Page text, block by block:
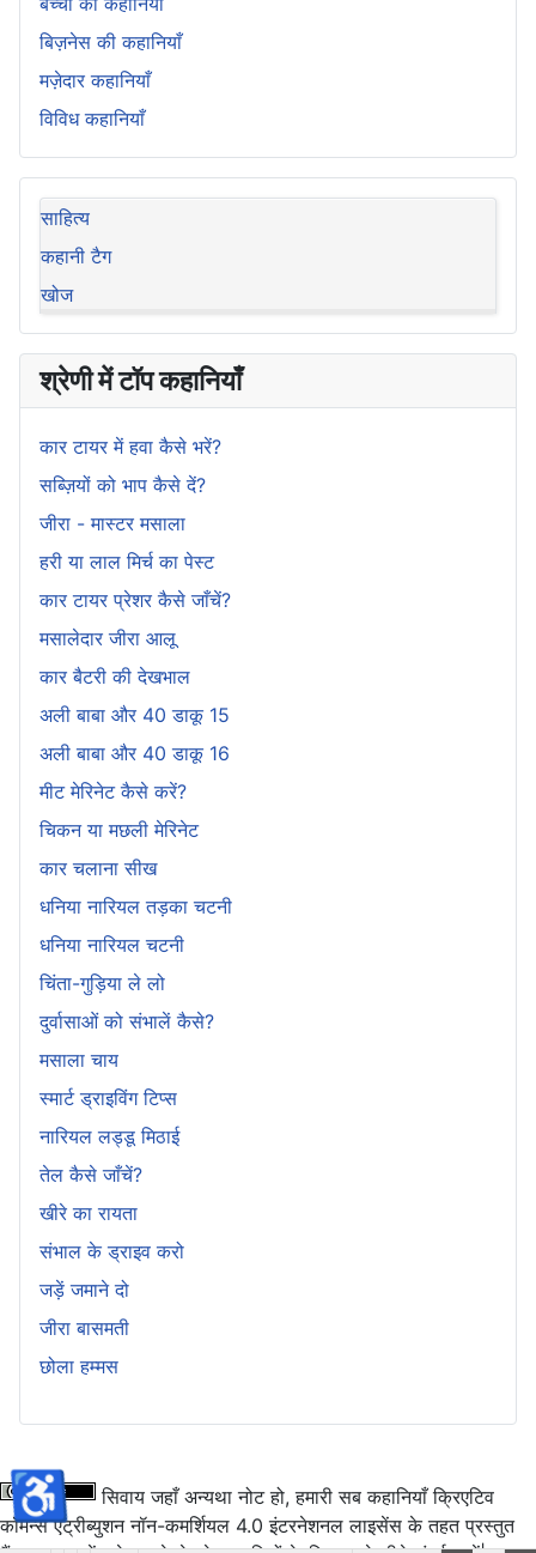
बिज़नेस की कहानियाँ
मज़ेदार कहानियाँ
विविध कहानियाँ
साहित्य
कहानी टैग
खोज
श्रेणी में टॉप कहानियाँ
कार टायर में हवा कैसे भरें?
सब्ज़ियों को भाप कैसे दें?
जीरा - मास्टर मसाला
हरी या लाल मिर्च का पेस्ट
कार टायर प्रेशर कैसे जाँचें?
मसालेदार जीरा आलू
कार बैटरी की देखभाल
अली बाबा और 40 डाकू 15
अली बाबा और 40 डाकू 16
मीट मेरिनेट कैसे करें?
चिकन या मछली मेरिनेट
कार चलाना सीख
धनिया नारियल तड़का चटनी
धनिया नारियल चटनी
चिंता-गुड़िया ले लो
दुर्वासाओं को संभालें कैसे?
मसाला चाय
स्मार्ट ड्राइविंग टिप्स
नारियल लड्डू मिठाई
तेल कैसे जाँचें?
खीरे का रायता
संभाल के ड्राइव करो
जड़ें जमाने दो
जीरा बासमती
छोला हम्मस
सिवाय जहाँ अन्यथा नोट हो, हमारी सब कहानियाँ क्रिएटिव
कॉमन्स एट्रीब्युशन नॉन-कमर्शियल 4.0 इंटरनेशनल लाइसेंस के तहत प्रस्तुत